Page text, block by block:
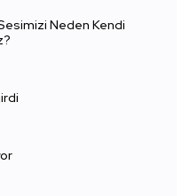
Neden Kendi